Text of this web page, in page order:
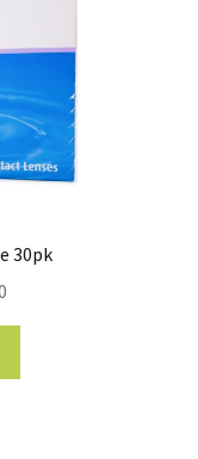
30pk